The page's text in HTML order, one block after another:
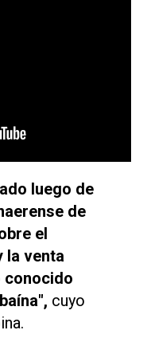
luego de
de
el
la venta
conocido
cuyo